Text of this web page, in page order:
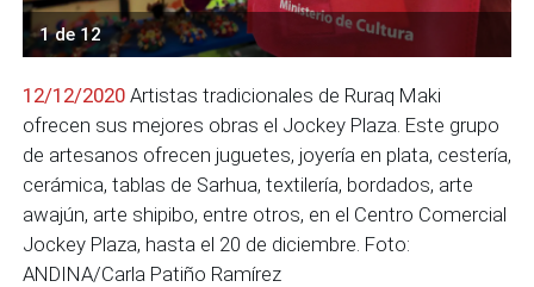
1 de 12
12/12/2020 Artistas tradicionales de Ruraq Maki
ofrecen sus mejores obras el Jockey Plaza. Este grupo
de artesanos ofrecen juguetes, joyería en plata, cestería,
cerámica, tablas de Sarhua, textilería, bordados, arte
awajún, arte shipibo, entre otros, en el Centro Comercial
Jockey Plaza, hasta el 20 de diciembre. Foto:
ANDINA/Carla Patiño Ramírez